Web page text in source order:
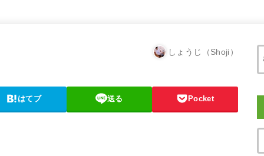
しょうじ（Shoji）
はてブ 送る Pocket